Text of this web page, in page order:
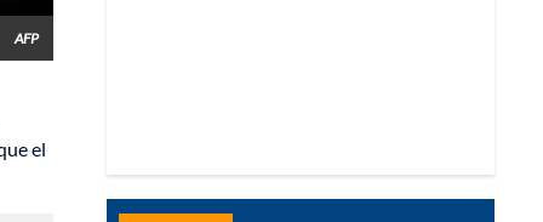
AFP
el